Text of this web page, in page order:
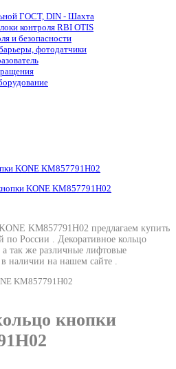
ГОСТ, DIN - Шахта
контроля RBI OTIS
и безопасности
фотодатчики
KONE KM857791H02
KM857791H02 предлагаем купить
по России . Декоративное кольцо
а так же различные лифтовые
наличии на нашем сайте .
KM857791H02
кнопки